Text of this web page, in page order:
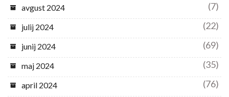
avgust 2024 (7)
julij 2024 (22)
junij 2024 (69)
maj 2024 (35)
april 2024 (76)